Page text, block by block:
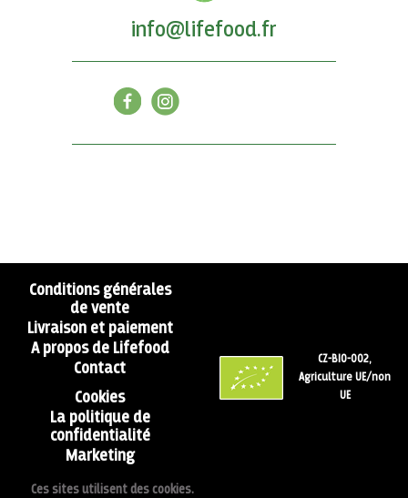
info@lifefood.fr
Conditions générales
de vente
Livraison et paiement
A propos de Lifefood
Contact
Cookies
La politique de
confidentialité
Marketing
Ces sites utilisent des cookies.
CZ-BIO-002,
Agriculture UE/non
UE